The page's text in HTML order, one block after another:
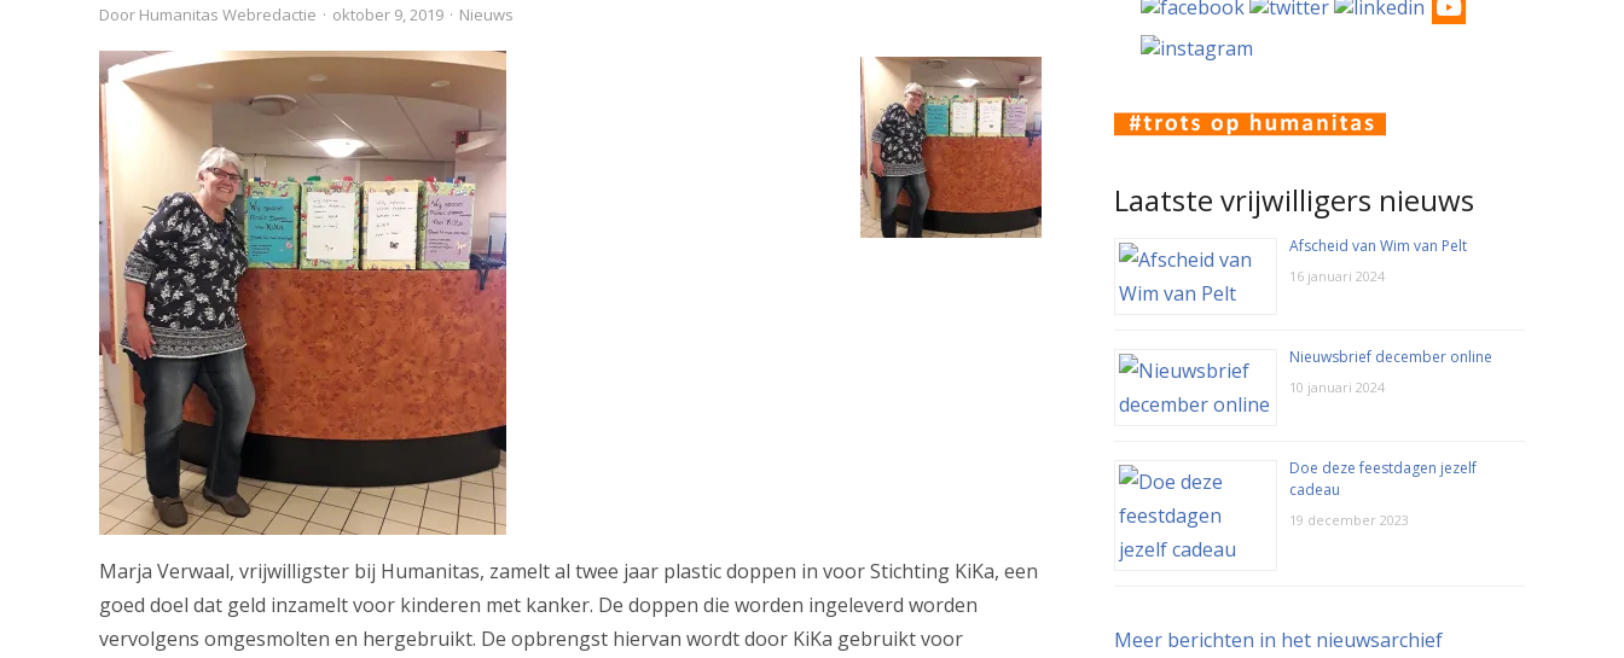
Door Humanitas Webredactie · oktober 9, 2019 · Nieuws
Marja Verwaal, vrijwilligster bij Humanitas, zamelt al twee jaar plastic doppen in voor Stichting KiKa, een
goed doel dat geld inzamelt voor kinderen met kanker. De doppen die worden ingeleverd worden
vervolgens omgesmolten en hergebruikt. De opbrengst hiervan wordt door KiKa gebruikt voor
Laatste vrijwilligers nieuws
Afscheid van Wim van Pelt
16 januari 2024
Nieuwsbrief december online
10 januari 2024
Doe deze feestdagen jezelf
cadeau
19 december 2023
Meer berichten in het nieuwsarchief